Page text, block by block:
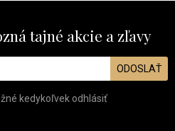
tajné akcie a zľavy
ODOSLAŤ
kedykoľvek odhlásiť